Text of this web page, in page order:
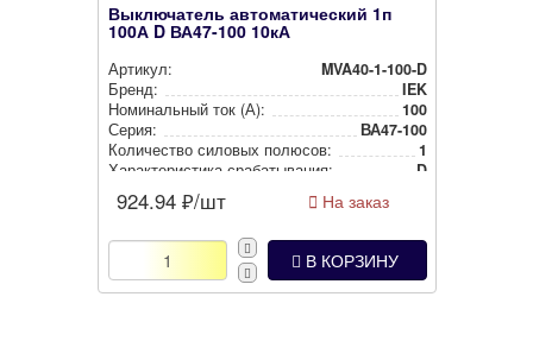
Выключатель автоматический 1п
100А D ВА47-100 10кА
Артикул:
MVA40-1-100-D
Бренд:
IEK
Номи­наль­ный ток (А):
100
Серия:
ВА47-100
Количество силовых полюсов:
1
Харак­те­рис­ти­ка сра­ба­ты­ва­ния:
D
924.94 ₽/шт На заказ
В КОРЗИНУ